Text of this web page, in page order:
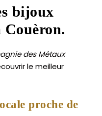
bijoux
Couèron.
des Métaux
le meilleur
proche de